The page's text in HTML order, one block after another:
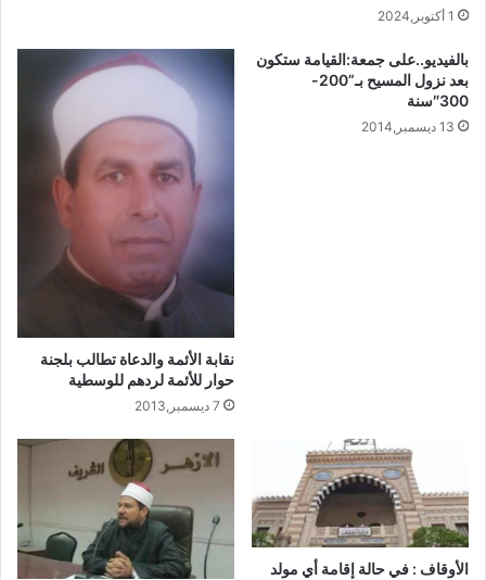
1 أكتوبر,2024
بالفيديو..على جمعة:القيامة ستكون
بعد نزول المسيح بـ”200-
300″سنة
13 ديسمبر,2014
نقابة الأئمة والدعاة تطالب بلجنة
حوار للأئمة لردهم للوسطية
7 ديسمبر,2013
الأوقاف : في حالة إقامة أي مولد